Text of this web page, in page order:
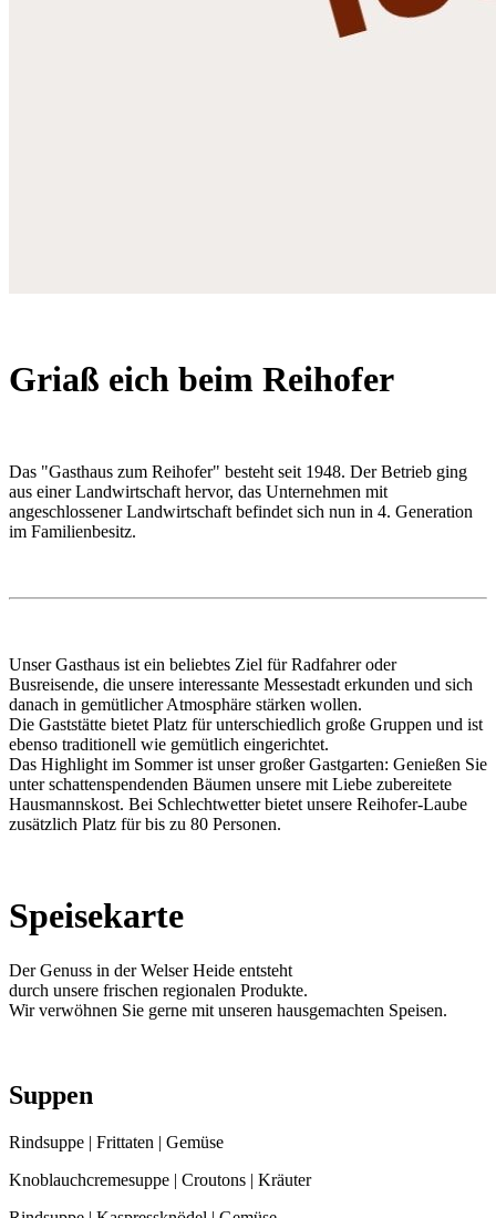
Griaß eich beim Reihofer
Das "Gasthaus zum Reihofer" besteht seit 1948. Der Betrieb ging
aus einer Landwirtschaft hervor, das Unternehmen mit
angeschlossener Landwirtschaft befindet sich nun in 4. Generation
im Familienbesitz.
Unser Gasthaus ist ein beliebtes Ziel für Radfahrer oder
Busreisende, die unsere interessante Messestadt erkunden und sich
danach in gemütlicher Atmosphäre stärken wollen.
Die Gaststätte bietet Platz für unterschiedlich große Gruppen und ist
ebenso traditionell wie gemütlich eingerichtet.
Das Highlight im Sommer ist unser großer Gastgarten: Genießen Sie
unter schattenspendenden Bäumen unsere mit Liebe zubereitete
Hausmannskost. Bei Schlechtwetter bietet unsere Reihofer-Laube
zusätzlich Platz für bis zu 80 Personen.
Speisekarte
Der Genuss in der Welser Heide entsteht
durch unsere frischen regionalen Produkte.
Wir verwöhnen Sie gerne mit unseren hausgemachten Speisen.
Suppen
Rindsuppe | Frittaten | Gemüse
Knoblauchcremesuppe | Croutons | Kräuter